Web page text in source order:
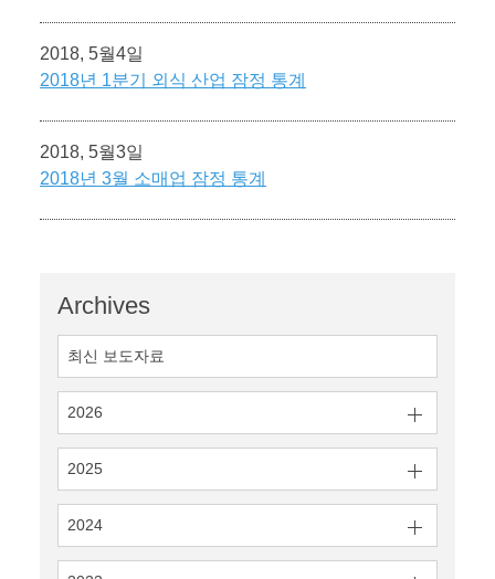
Archives
최신 보도자료
2026
2025
2024
2018, 5월4일
2018년 1분기 외식 산업 잠정 통계
2018, 5월3일
2018년 3월 소매업 잠정 통계